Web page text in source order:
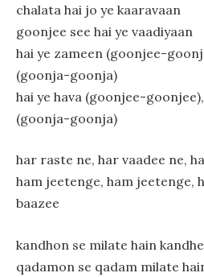
chalata hai jo ye kaaravaan
goonjee see hai ye vaadiyaan
hai ye zameen (goonjee-
(goonja-goonja)
hai ye hava (goonjee-
(goonja-goonja)
har raste ne, har vaadee ne,
ham jeetenge, ham jeetenge,
baazee
kandhon se milate hain kandhe
qadamon se qadam milate